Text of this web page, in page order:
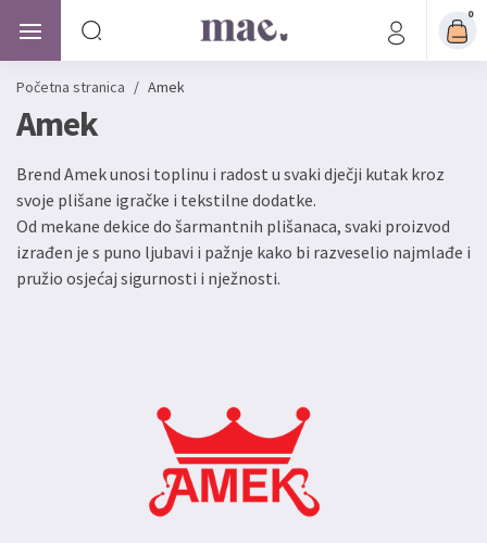
0
Početna stranica / Amek
Amek
Brend Amek unosi toplinu i radost u svaki dječji kutak kroz
svoje plišane igračke i tekstilne dodatke.
Od mekane dekice do šarmantnih plišanaca, svaki proizvod
izrađen je s puno ljubavi i pažnje kako bi razveselio najmlađe i
pružio osjećaj sigurnosti i nježnosti.